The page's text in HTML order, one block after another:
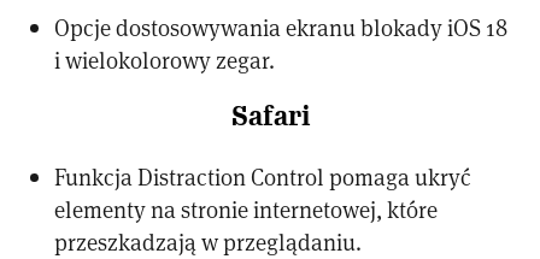
Opcje dostosowywania ekranu blokady iOS 18
i wielokolorowy zegar.
Safari
Funkcja Distraction Control pomaga ukryć
elementy na stronie internetowej, które
przeszkadzają w przeglądaniu.